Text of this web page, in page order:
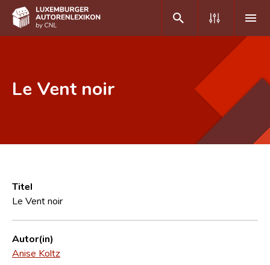
Häufige Fragen und Antworten
CNL
Forschungsgruppe
Kontakt
Le Vent noir
Titel
Le Vent noir
Autor(in)
Anise Koltz